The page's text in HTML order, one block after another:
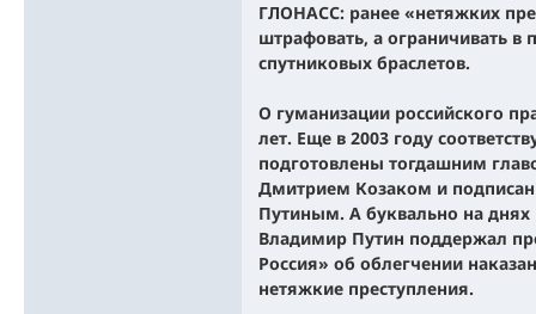
ГЛОНАСС: ранее «нетяжких
штрафовать, а ограничивать
спутниковых браслетов.
О гуманизации российского
лет. Еще в 2003 году
подготовлены тогдашним
Дмитрием Козаком и
Путиным. А буквально на
Владимир Путин поддержал
Россия» об облегчении
нетяжкие преступления.